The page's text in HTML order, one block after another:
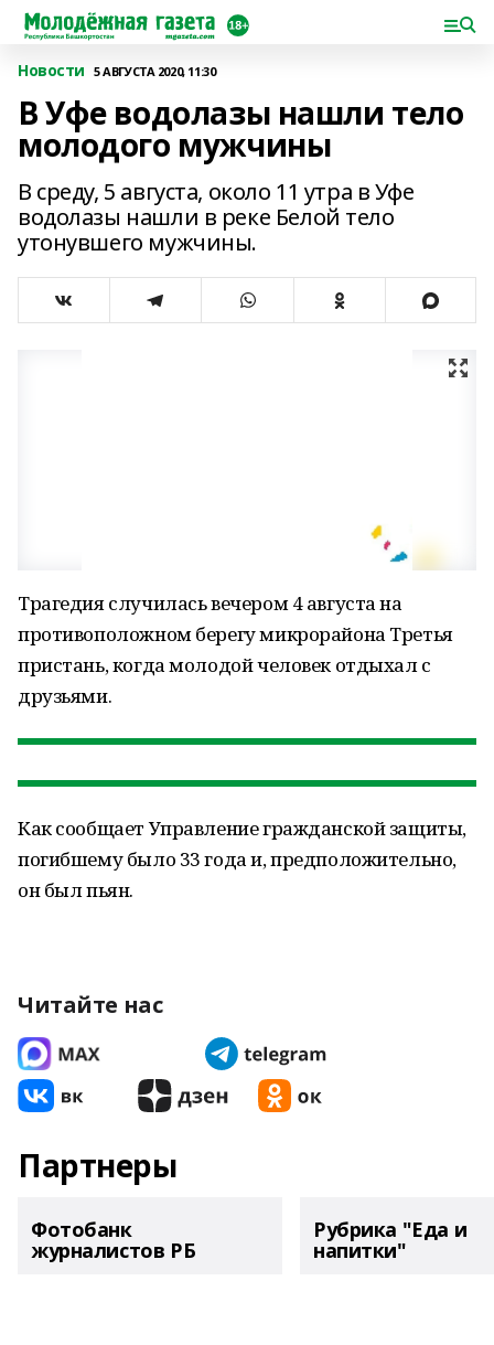
Новости 5 АВГУСТА 2020, 11:30
В Уфе водолазы нашли тело
молодого мужчины
В среду, 5 августа, около 11 утра в Уфе
водолазы нашли в реке Белой тело
утонувшего мужчины.
Трагедия случилась вечером 4 августа на
противоположном берегу микрорайона Третья
пристань, когда молодой человек отдыхал с
друзьями.
Как сообщает Управление гражданской защиты,
погибшему было 33 года и, предположительно,
он был пьян.
Читайте нас
Партнеры
Фотобанк
журналистов РБ
Рубрика "Еда и
напитки"